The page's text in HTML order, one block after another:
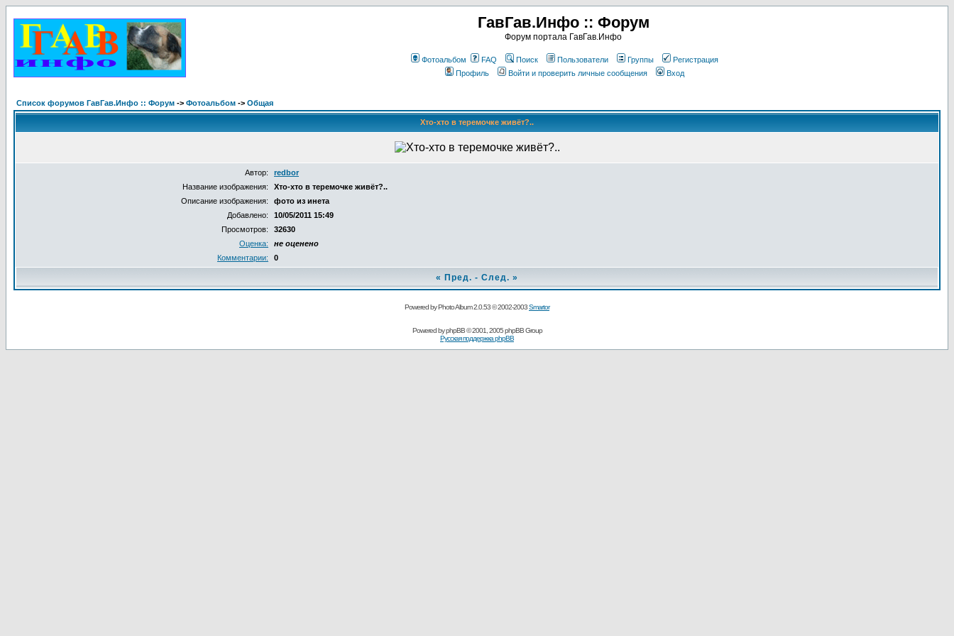
ГавГав.Инфо :: Форум
Форум портала ГавГав.Инфо
Фотоальбом FAQ Поиск Пользователи Группы
Регистрация
Профиль
Войти и проверить личные сообщения Вход
Список форумов ГавГав.Инфо :: Форум -> Фотоальбом -> Общая
Хто-хто в теремочке живёт?..
Автор:
redbor
Название изображения:
Хто-хто в теремочке живёт?..
Описание изображения:
фото из инета
Добавлено:
10/05/2011 15:49
Просмотров:
32630
Оценка:
не оценено
Комментарии:
0
« Пред. - След. »
Powered by Photo Album 2.0.53 © 2002-2003Smartor
Powered byphpBB© 2001, 2005 phpBB Group
Русская поддержка phpBB